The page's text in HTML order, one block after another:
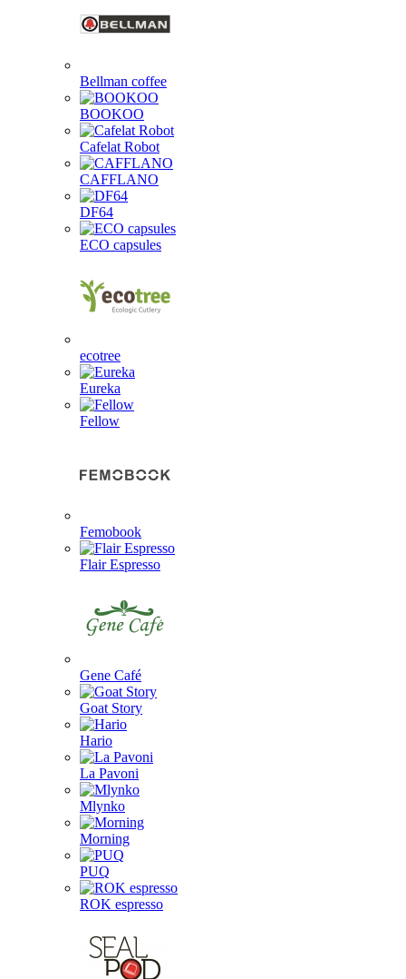
Bellman coffee
BOOKOO
Cafelat Robot
CAFFLANO
DF64
ECO capsules
ecotree
Eureka
Fellow
Femobook
Flair Espresso
Gene Café
Goat Story
Hario
La Pavoni
Mlynko
Morning
PUQ
ROK espresso